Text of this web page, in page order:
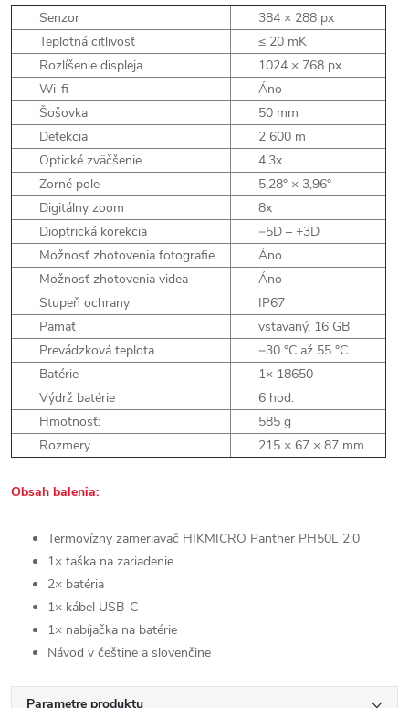
Senzor
384 × 288 px
Teplotná citlivosť
≤ 20 mK
Rozlíšenie displeja
1024 × 768 px
Wi-fi
Áno
Šošovka
50 mm
Detekcia
2 600 m
Optické zväčšenie
4,3x
Zorné pole
5,28° × 3,96°
Digitálny zoom
8x
Dioptrická korekcia
−5D – +3D
Možnosť zhotovenia fotografie
Áno
Možnosť zhotovenia videa
Áno
Stupeň ochrany
IP67
Pamäť
vstavaný, 16 GB
Prevádzková teplota
−30 °C až 55 °C
Batérie
1× 18650
Výdrž batérie
6 hod.
Hmotnosť:
585 g
Rozmery
215 × 67 × 87 mm
Obsah balenia:
Termovízny zameriavač HIKMICRO Panther PH50L 2.0
1× taška na zariadenie
2× batéria
1× kábel USB-C
1× nabíjačka na batérie
Návod v češtine a slovenčine
Parametre produktu